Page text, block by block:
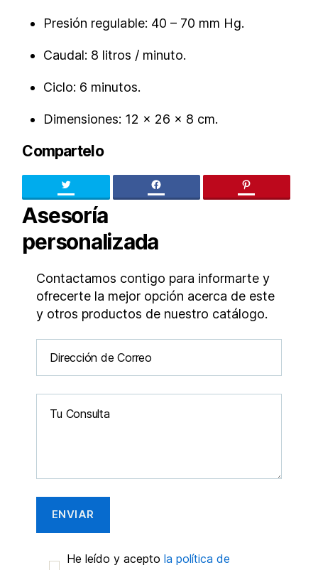
Presión regulable: 40 – 70 mm Hg.
Caudal: 8 litros / minuto.
Ciclo: 6 minutos.
Dimensiones: 12 x 26 x 8 cm.
Compartelo
Twitter facebook pinteres
Asesoría
personalizada
Contactamos contigo para informarte y
ofrecerte la mejor opción acerca de este
y otros productos de nuestro catálogo.
He leído y aceptola política de